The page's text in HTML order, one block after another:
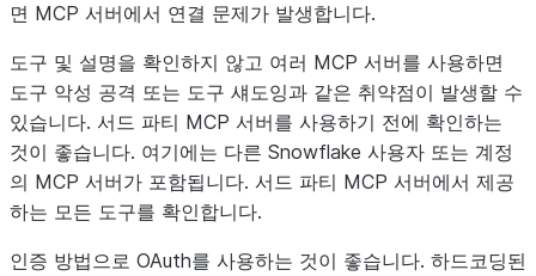
면 MCP 서버에서 연결 문제가 발생합니다.
도구 및 설명을 확인하지 않고 여러 MCP 서버를 사용하면
도구 악성 공격 또는 도구 섀도잉과 같은 취약점이 발생할 수
있습니다. 서드 파티 MCP 서버를 사용하기 전에 확인하는
것이 좋습니다. 여기에는 다른 Snowflake 사용자 또는 계정
의 MCP 서버가 포함됩니다. 서드 파티 MCP 서버에서 제공
하는 모든 도구를 확인합니다.
인증 방법으로 OAuth를 사용하는 것이 좋습니다. 하드코딩된